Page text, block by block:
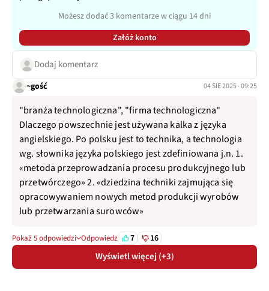
Możesz dodać 3 komentarze w ciągu 14 dni
Załóż konto
Dodaj komentarz
~gość 04 SIE 2025 · 09:25
"branża technologiczna", "firma technologiczna"
Dlaczego powszechnie jest używana kalka z języka
angielskiego. Po polsku jest to technika, a technologia
wg. słownika języka polskiego jest zdefiniowana j.n. 1.
«metoda przeprowadzania procesu produkcyjnego lub
przetwórczego» 2. «dziedzina techniki zajmująca się
opracowywaniem nowych metod produkcji wyrobów
lub przetwarzania surowców»
Pokaż 5 odpowiedzi Odpowiedz 7 16
Wyświetl więcej (+3)